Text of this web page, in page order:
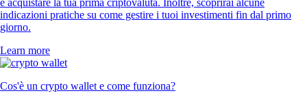
indicazioni pratiche su come gestire i tuoi investimenti fin dal primo
giorno.
Learn more
Cos'è un crypto wallet e come funziona?